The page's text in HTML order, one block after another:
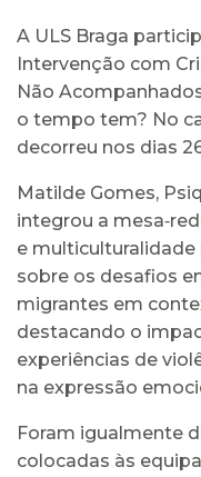
A ULS Braga
Intervenção com
Não
o tempo tem? No
decorreu nos dias
Matilde Gomes,
integrou a
e
sobre os desafios
migrantes em
destacando o
experiências de
na expressão
Foram igualmente
colocadas às